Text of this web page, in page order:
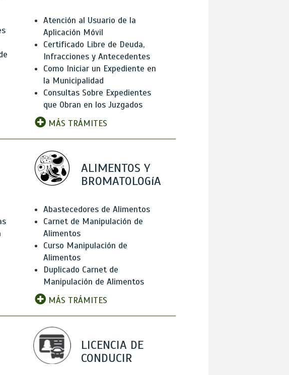
Atención al Usuario de la
Aplicación Móvil
Certificado Libre de Deuda,
Infracciones y Antecedentes
Como Iniciar un Expediente en
la Municipalidad
Consultas Sobre Expedientes
que Obran en los Juzgados
MÁS TRÁMITES
ALIMENTOS Y
BROMATOLOGíA
Abastecedores de Alimentos
Carnet de Manipulación de
Alimentos
Curso Manipulación de
Alimentos
Duplicado Carnet de
Manipulación de Alimentos
MÁS TRÁMITES
LICENCIA DE
CONDUCIR